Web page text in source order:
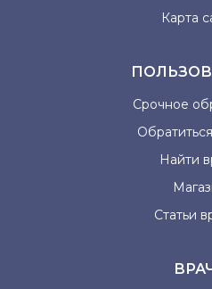
Карта
Срочное
Найти
Статьи